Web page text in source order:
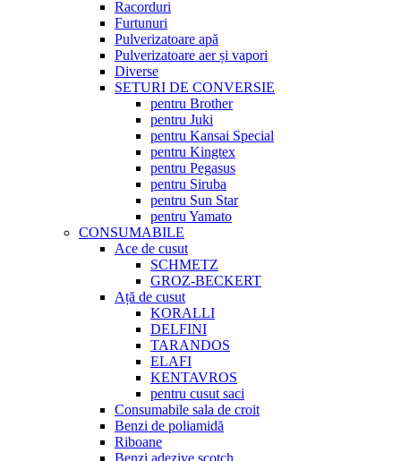
Racorduri
Furtunuri
Pulverizatoare apă
Pulverizatoare aer și vapori
Diverse
SETURI DE CONVERSIE
pentru Brother
pentru Juki
pentru Kansai Special
pentru Kingtex
pentru Pegasus
pentru Siruba
pentru Sun Star
pentru Yamato
CONSUMABILE
Ace de cusut
SCHMETZ
GROZ-BECKERT
Ață de cusut
KORALLI
DELFINI
TARANDOS
ELAFI
KENTAVROS
pentru cusut saci
Consumabile sala de croit
Benzi de poliamidă
Riboane
Benzi adezive scotch